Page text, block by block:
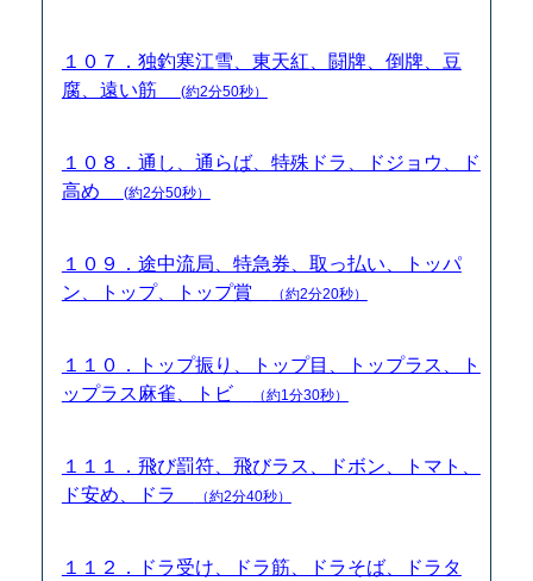
１０７．独釣寒江雪、東天紅、闘牌、倒牌、豆
腐、遠い筋
(約2分50秒）
１０８．通し、通らば、特殊ドラ、ドジョウ、ド
高め
(約2分50秒）
１０９．途中流局、特急券、取っ払い、トッパ
ン、トップ、トップ賞
（約2分20秒）
１１０．トップ振り、トップ目、トップラス、ト
ップラス麻雀、トビ
（約1分30秒）
１１１．飛び罰符、飛びラス、ドボン、トマト、
ド安め、ドラ
（約2分40秒）
１１２．ドラ受け、ドラ筋、ドラそば、ドラタ